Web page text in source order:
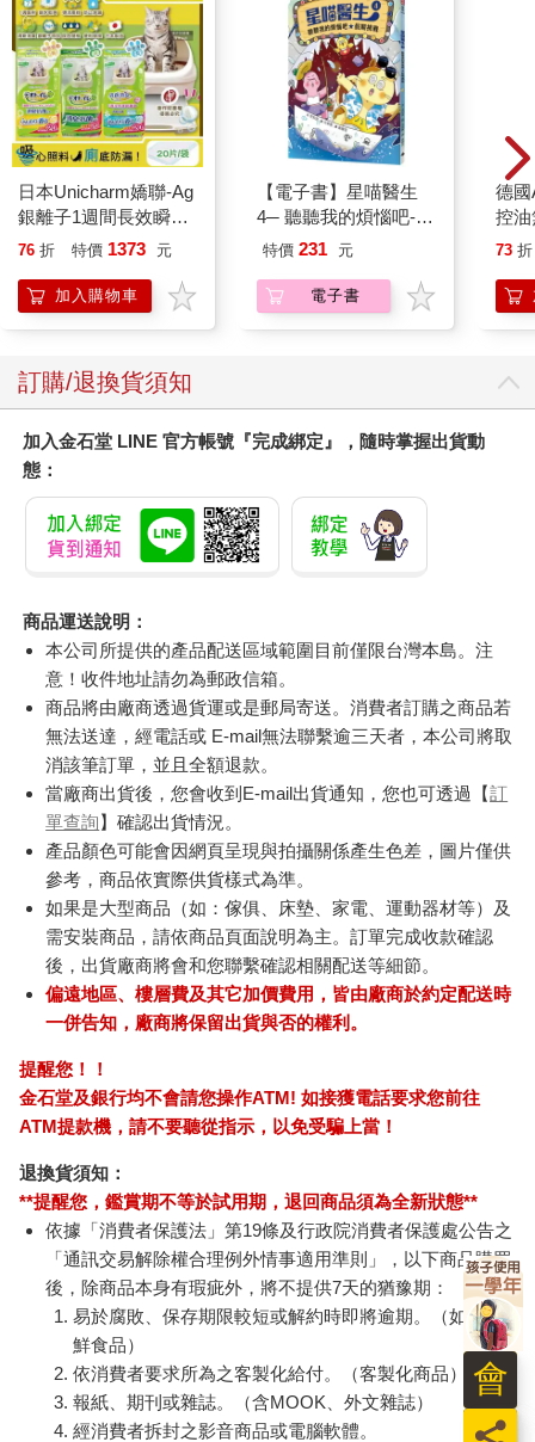
日本Unicharm嬌聯-Ag
銀離子1週間長效瞬吸
乾爽寵物消臭大師貓尿
防滲漏貓尿布/可觀察
尿色貓潔墊補充包/本
76 折 特價 1373 元
加入購物車
【電子書】星喵醫生
4─ 聽聽我的煩惱吧-假
期挑戰
特價 231 元
電子書
德國
控
凝露
調
滋
73 折
訂購/退換貨須知
加入金石堂 LINE 官方帳號『完成綁定』，隨時掌握出貨動
態：
商品運送說明：
本公司所提供的產品配送區域範圍目前僅限台灣本島。注
意！收件地址請勿為郵政信箱。
商品將由廠商透過貨運或是郵局寄送。消費者訂購之商品若
無法送達，經電話或 E-mail無法聯繫逾三天者，本公司將取
消該筆訂單，並且全額退款。
當廠商出貨後，您會收到E-mail出貨通知，您也可透過【訂
單查詢】確認出貨情況。
產品顏色可能會因網頁呈現與拍攝關係產生色差，圖片僅供
參考，商品依實際供貨樣式為準。
如果是大型商品（如：傢俱、床墊、家電、運動器材等）及
需安裝商品，請依商品頁面說明為主。訂單完成收款確認
後，出貨廠商將會和您聯繫確認相關配送等細節。
偏遠地區、樓層費及其它加價費用，皆由廠商於約定配送時
一併告知，廠商將保留出貨與否的權利。
提醒您！！
金石堂及銀行均不會請您操作ATM! 如接獲電話要求您前往
ATM提款機，請不要聽從指示，以免受騙上當！
退換貨須知：
**提醒您，鑑賞期不等於試用期，退回商品須為全新狀態**
依據「消費者保護法」第19條及行政院消費者保護處公告之
「通訊交易解除權合理例外情事適用準則」，以下商品購買
後，除商品本身有瑕疵外，將不提供7天的猶豫期：
易於腐敗、保存期限較短或解約時即將逾期。（如：生
鮮食品）
依消費者要求所為之客製化給付。（客製化商品）
報紙、期刊或雜誌。（含MOOK、外文雜誌）
經消費者拆封之影音商品或電腦軟體。
會